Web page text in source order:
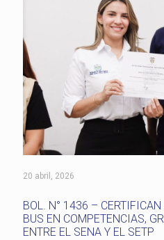
20 abril, 2026
BOL. N° 1436 –
BUS EN COMPETENCIAS,
ENTRE EL SENA Y EL SETP